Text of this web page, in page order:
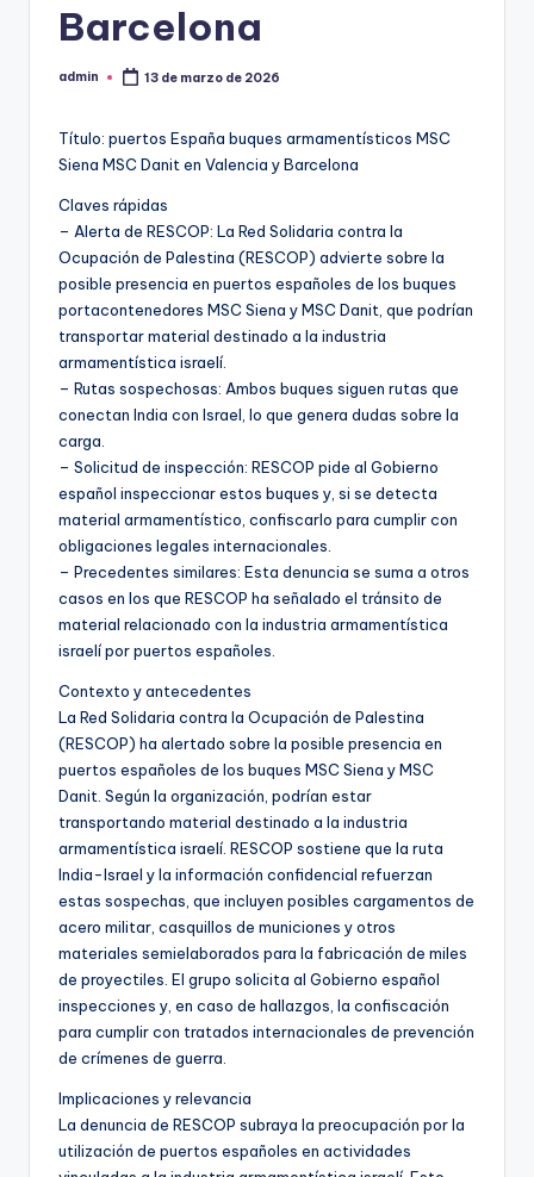
Barcelona
Publicado
admin 13 de marzo de 2026
Título: puertos España buques armamentísticos MSC
Siena MSC Danit en Valencia y Barcelona
Claves rápidas
– Alerta de RESCOP: La Red Solidaria contra la
Ocupación de Palestina (RESCOP) advierte sobre la
posible presencia en puertos españoles de los buques
portacontenedores MSC Siena y MSC Danit, que podrían
transportar material destinado a la industria
armamentística israelí.
– Rutas sospechosas: Ambos buques siguen rutas que
conectan India con Israel, lo que genera dudas sobre la
carga.
– Solicitud de inspección: RESCOP pide al Gobierno
español inspeccionar estos buques y, si se detecta
material armamentístico, confiscarlo para cumplir con
obligaciones legales internacionales.
– Precedentes similares: Esta denuncia se suma a otros
casos en los que RESCOP ha señalado el tránsito de
material relacionado con la industria armamentística
israelí por puertos españoles.
Contexto y antecedentes
La Red Solidaria contra la Ocupación de Palestina
(RESCOP) ha alertado sobre la posible presencia en
puertos españoles de los buques MSC Siena y MSC
Danit. Según la organización, podrían estar
transportando material destinado a la industria
armamentística israelí. RESCOP sostiene que la ruta
India-Israel y la información confidencial refuerzan
estas sospechas, que incluyen posibles cargamentos de
acero militar, casquillos de municiones y otros
materiales semielaborados para la fabricación de miles
de proyectiles. El grupo solicita al Gobierno español
inspecciones y, en caso de hallazgos, la confiscación
para cumplir con tratados internacionales de prevención
de crímenes de guerra.
Implicaciones y relevancia
La denuncia de RESCOP subraya la preocupación por la
utilización de puertos españoles en actividades